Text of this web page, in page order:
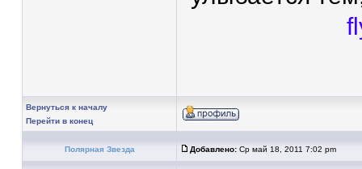
Вернуться к началу
Перейти в конец
Полярная Звезда Добавлено: Ср май 18, 2011 7:02 pm